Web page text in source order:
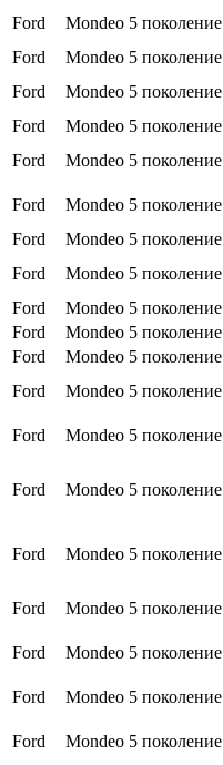
Ford
Mondeo 5 поколение
Ford
Mondeo 5 поколение
Ford
Mondeo 5 поколение
Ford
Mondeo 5 поколение
Ford
Mondeo 5 поколение
Ford
Mondeo 5 поколение
Ford
Mondeo 5 поколение
Ford
Mondeo 5 поколение
Ford
Mondeo 5 поколение
Ford
Mondeo 5 поколение
Ford
Mondeo 5 поколение
Ford
Mondeo 5 поколение
Ford
Mondeo 5 поколение
Ford Mondeo 5 поколение
Ford Mondeo 5 поколение
Ford
Mondeo 5 поколение
Ford
Mondeo 5 поколение
Ford
Mondeo 5 поколение
Ford
Mondeo 5 поколение